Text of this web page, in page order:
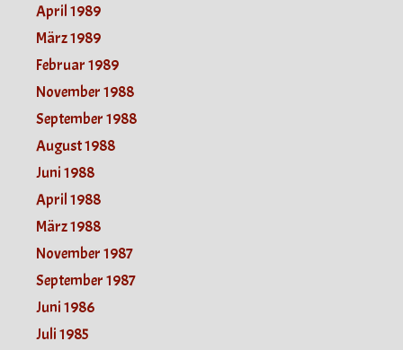
April 1989
März 1989
Februar 1989
November 1988
September 1988
August 1988
Juni 1988
April 1988
März 1988
November 1987
September 1987
Juni 1986
Juli 1985